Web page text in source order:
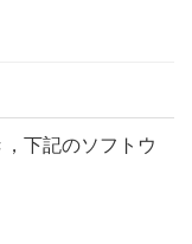
下記のソフトウ